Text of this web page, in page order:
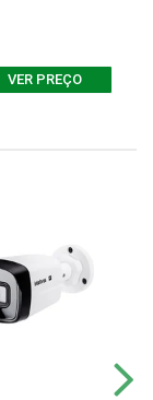
VER PREÇO